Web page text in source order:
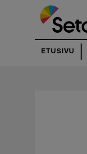
pääsisältöön
ETUSIVU